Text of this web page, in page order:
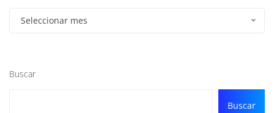
Seleccionar mes
Buscar
Buscar